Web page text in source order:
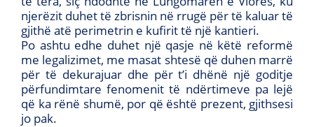
njerëzit duhet të zbrisnin në rrugë për të kaluar të
gjithë atë perimetrin e kufirit të një kantieri.
Po ashtu edhe duhet një qasje në këtë reformë
me legalizimet, me masat shtesë që duhen marrë
për të dekurajuar dhe për t’i dhënë një goditje
përfundimtare fenomenit të ndërtimeve pa lejë
që ka rënë shumë, por që është prezent, gjithsesi
jo pak.